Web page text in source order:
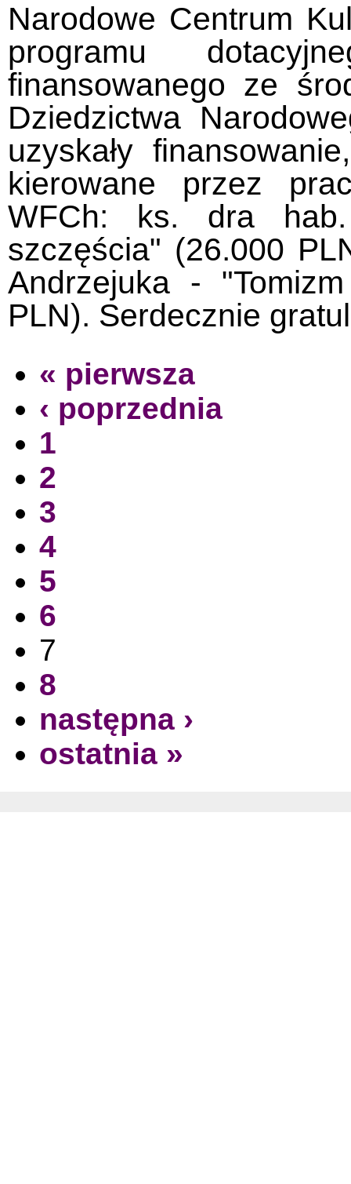
Narodowe Centrum
programu
finansowanego ze
Dziedzictwa
uzyskały
kierowane przez
WFCh: ks. dra
szczęścia" (26.000
Andrzejuka -
PLN). Serdecznie
« pierwsza
‹ poprzednia
1
2
3
4
5
6
7
8
następna ›
ostatnia »